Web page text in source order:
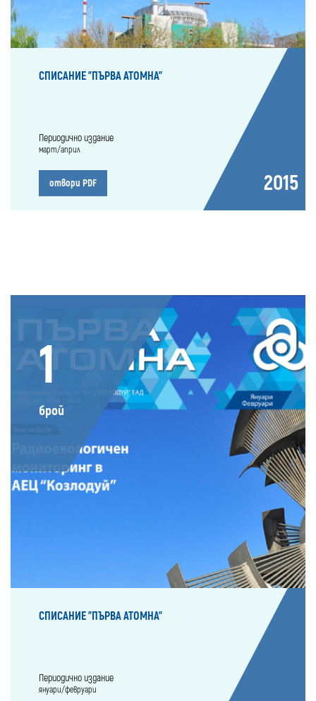
СПИСАНИЕ "ПЪРВА АТОМНА"
Периодично издание
март/април
отвори PDF 2015
1
брой
СПИСАНИЕ "ПЪРВА АТОМНА"
Периодично издание
януари/февруари